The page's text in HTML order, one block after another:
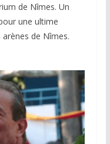
de Nîmes. Un
une ultime
de Nîmes.